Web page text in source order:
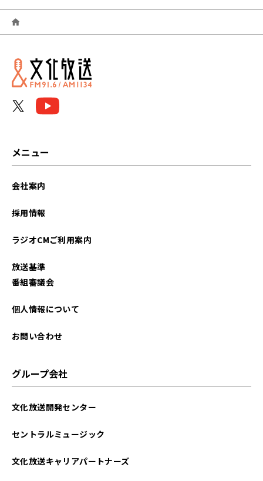
2026年06月
2026年05月
2026年04月
2025年07月
2025年04月
メニュー
会社案内
採用情報
ラジオCMご利用案内
放送基準
番組審議会
個人情報について
お問い合わせ
グループ会社
文化放送開発センター
セントラルミュージック
文化放送キャリアパートナーズ